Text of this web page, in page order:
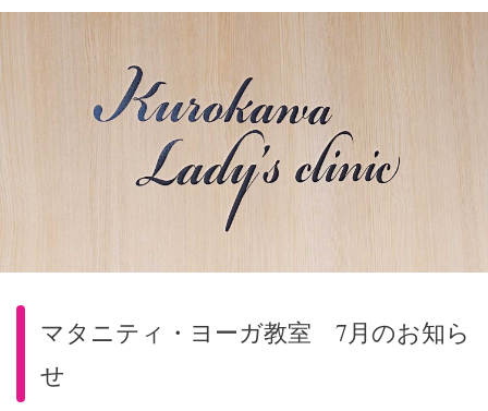
マタニティ・ヨーガ教室 7月のお知ら
せ